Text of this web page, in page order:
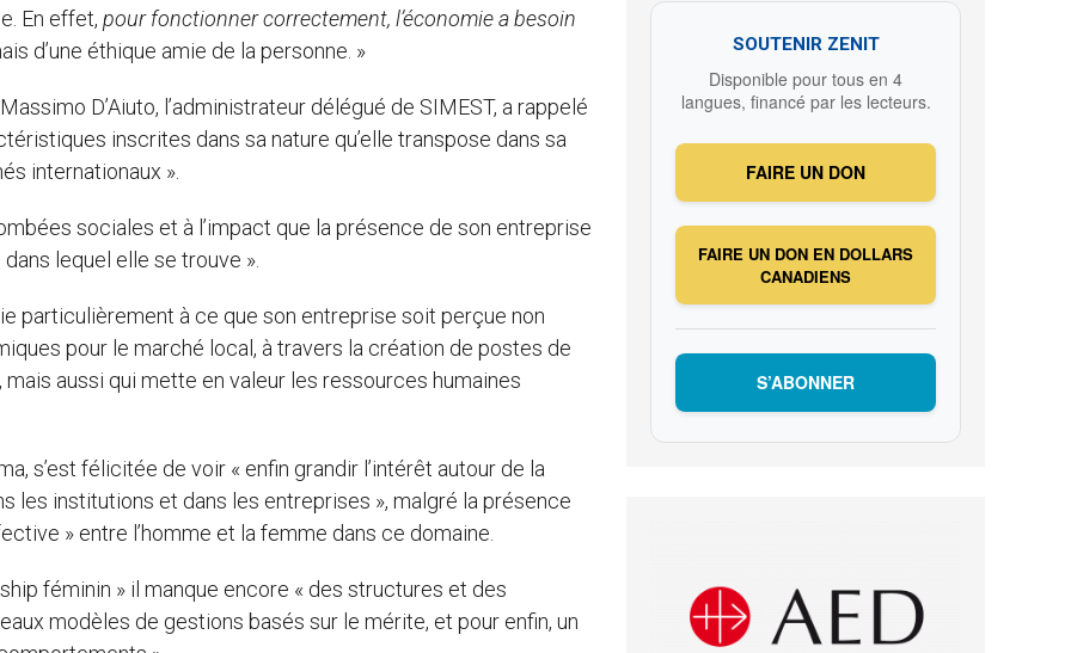
En effet, pour fonctionner correctement, l’économie a besoin
d’une éthique amie de la personne. »
D’Aiuto, l’administrateur délégué de SIMEST, a rappelé
inscrites dans sa nature qu’elle transpose dans sa
internationaux ».
sociales et à l’impact que la présence de son entreprise
lequel elle se trouve ».
particulièrement à ce que son entreprise soit perçue non
pour le marché local, à travers la création de postes de
aussi qui mette en valeur les ressources humaines
s’est félicitée de voir « enfin grandir l’intérêt autour de la
les institutions et dans les entreprises », malgré la présence
» entre l’homme et la femme dans ce domaine.
féminin » il manque encore « des structures et des
modèles de gestions basés sur le mérite, et pour enfin, un
SOUTENIR ZENIT
Disponible pour tous en 4
langues, financé par les lecteurs.
FAIRE UN DON
FAIRE UN DON EN DOLLARS
CANADIENS
S’ABONNER